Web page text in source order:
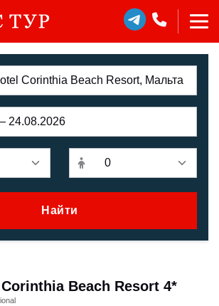
Найти
Beach Resort 4*